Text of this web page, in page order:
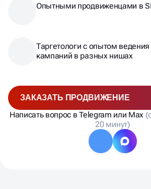
Опытными продвиженцами в
Таргетологи с опытом
кампаний в разных нишах
ЗАКАЗАТЬ ПРОДВИЖЕНИЕ
Написать вопрос в Telegram или Max
20 минут)